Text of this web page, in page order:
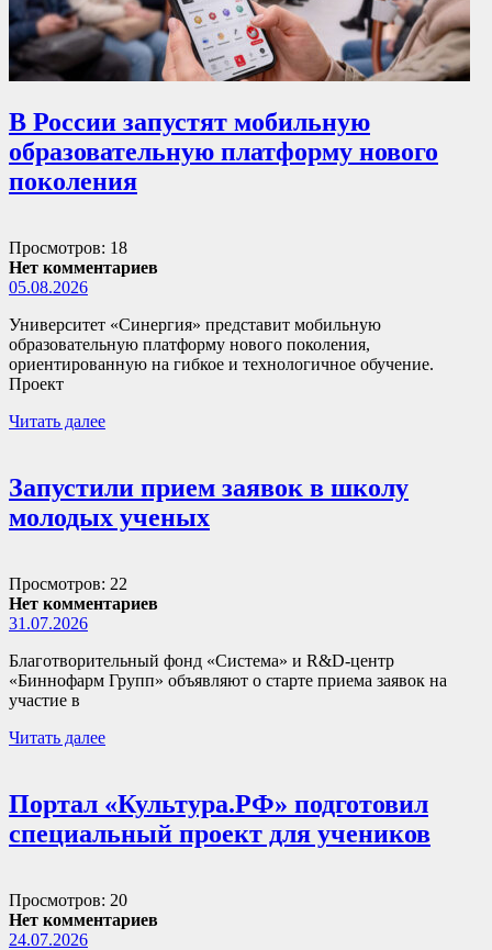
В России запустят мобильную
образовательную платформу нового
поколения
Просмотров: 18
Нет комментариев
05.08.2026
Университет «Синергия» представит мобильную
образовательную платформу нового поколения,
ориентированную на гибкое и технологичное обучение.
Проект
Читать далее
Запустили прием заявок в школу
молодых ученых
Просмотров: 22
Нет комментариев
31.07.2026
Благотворительный фонд «Система» и R&D-центр
«Биннофарм Групп» объявляют о старте приема заявок на
участие в
Читать далее
Портал «Культура.РФ» подготовил
специальный проект для учеников
Просмотров: 20
Нет комментариев
24.07.2026